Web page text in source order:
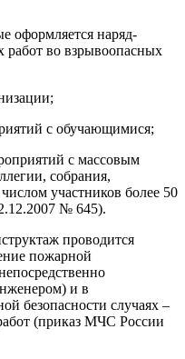
оформляется наряд-
работ во взрывоопасных
с обучающимися;
с массовым
собрания,
участников более 50
№ 645).
проводится
пожарной
и в
безопасности случаях –
(приказ МЧС России